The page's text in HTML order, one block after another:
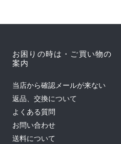
お困りの時は・ご買い物の
案内
当店から確認メールが来ない
返品、交換について
よくある質問
お問い合わせ
送料について